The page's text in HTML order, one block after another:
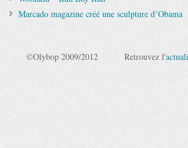
Marcado magazine créé une sculpture d’Obama
©Olybop 2009/2012
Retrouvez l'